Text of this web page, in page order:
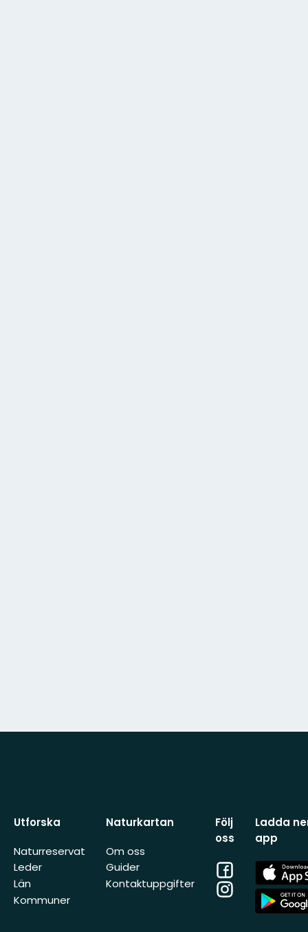
Utforska
Naturreservat
Leder
Län
Kommuner
Naturkartan
Om oss
Guider
Kontaktuppgifter
Följ
oss
Facebook
Instagram
Ladda
app
App
Store
App
Store